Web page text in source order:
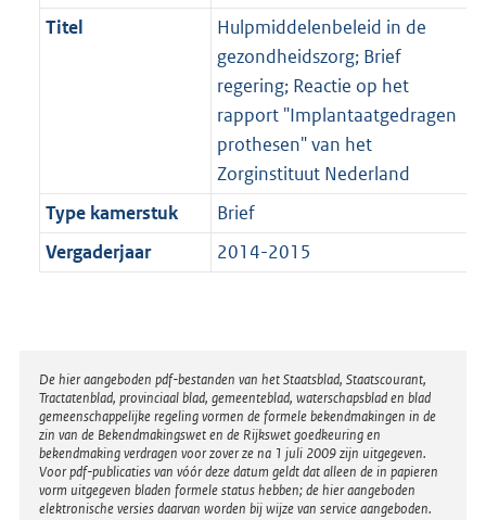
Titel
Hulpmiddelenbeleid in de
gezondheidszorg; Brief
regering; Reactie op het
rapport "Implantaatgedragen
prothesen" van het
Zorginstituut Nederland
Type kamerstuk
Brief
Vergaderjaar
2014-2015
Disclaimer
De hier aangeboden pdf-bestanden van het Staatsblad, Staatscourant,
Tractatenblad, provinciaal blad, gemeenteblad, waterschapsblad en blad
gemeenschappelijke regeling vormen de formele bekendmakingen in de
zin van de Bekendmakingswet en de Rijkswet goedkeuring en
bekendmaking verdragen voor zover ze na 1 juli 2009 zijn uitgegeven.
Voor pdf-publicaties van vóór deze datum geldt dat alleen de in papieren
vorm uitgegeven bladen formele status hebben; de hier aangeboden
elektronische versies daarvan worden bij wijze van service aangeboden.